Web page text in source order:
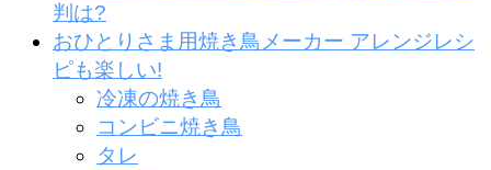
判は?
おひとりさま用焼き鳥メーカー アレンジレシ
ピも楽しい!
冷凍の焼き鳥
コンビニ焼き鳥
タレ